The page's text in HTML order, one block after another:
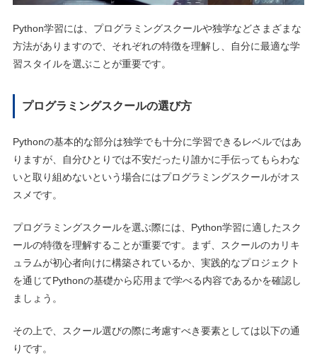
Python学習には、プログラミングスクールや独学などさまざまな
方法がありますので、それぞれの特徴を理解し、自分に最適な学
習スタイルを選ぶことが重要です。
プログラミングスクールの選び方
Pythonの基本的な部分は独学でも十分に学習できるレベルではあ
りますが、自分ひとりでは不安だったり誰かに手伝ってもらわな
いと取り組めないという場合にはプログラミングスクールがオス
スメです。
プログラミングスクールを選ぶ際には、Python学習に適したスク
ールの特徴を理解することが重要です。まず、スクールのカリキ
ュラムが初心者向けに構築されているか、実践的なプロジェクト
を通じてPythonの基礎から応用まで学べる内容であるかを確認し
ましょう。
その上で、スクール選びの際に考慮すべき要素としては以下の通
りです。